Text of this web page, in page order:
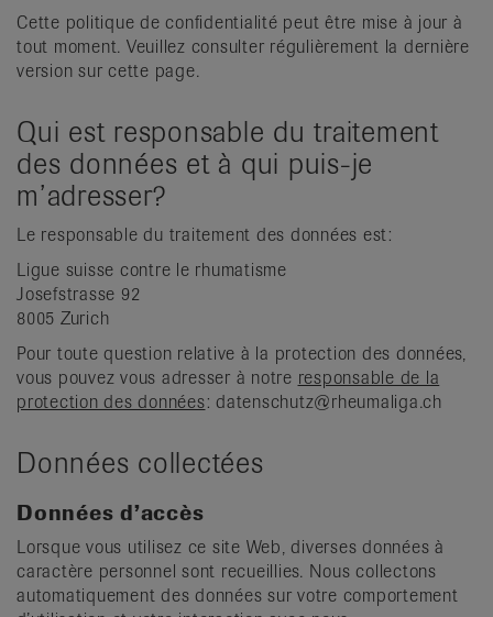
Cette politique de confidentialité peut être mise à jour à
tout moment. Veuillez consulter régulièrement la dernière
version sur cette page.
Qui est responsable du traitement
des données et à qui puis-je
m’adresser?
Le responsable du traitement des données est:
Ligue suisse contre le rhumatisme
Josefstrasse 92
8005 Zurich
Pour toute question relative à la protection des données,
vous pouvez vous adresser à notre responsable de la
protection des données: datenschutz@rheumaliga.ch
Données collectées
Données d’accès
Lorsque vous utilisez ce site Web, diverses données à
caractère personnel sont recueillies. Nous collectons
automatiquement des données sur votre comportement